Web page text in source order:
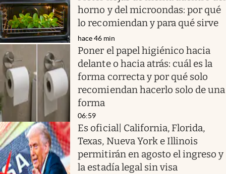
horno y del microondas: por qué
lo recomiendan y para qué sirve
hace 46 min
Poner el papel higiénico hacia
delante o hacia atrás: cuál es la
forma correcta y por qué solo
recomiendan hacerlo solo de una
forma
06:59
Es oficial| California, Florida,
Texas, Nueva York e Illinois
permitirán en agosto el ingreso y
la estadía legal sin visa